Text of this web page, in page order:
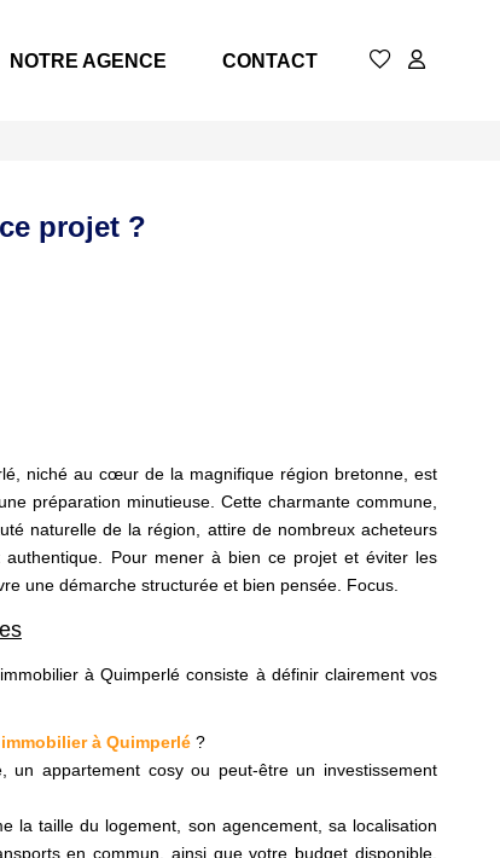
NOTRE AGENCE CONTACT
projet ?
niché au cœur de la magnifique région bretonne, est
préparation minutieuse. Cette charmante commune,
naturelle de la région, attire de nombreux acheteurs
Pour mener à bien ce projet et éviter les
une démarche structurée et bien pensée. Focus.
à Quimperlé consiste à définir clairement vos
à Quimperlé ?
un appartement cosy ou peut-être un investissement
la taille du logement, son agencement, sa localisation
en commun, ainsi que votre budget disponible.